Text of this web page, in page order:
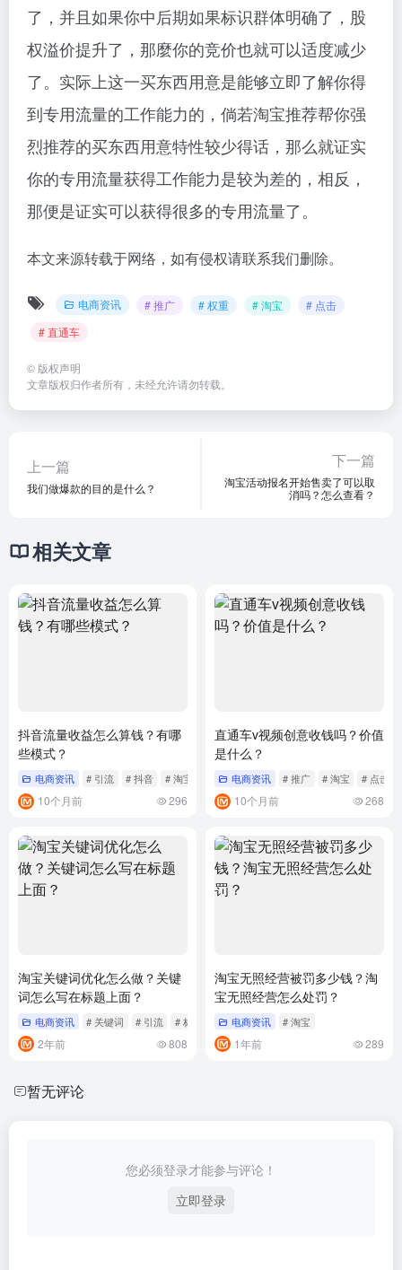
了，并且如果你中后期如果标识群体明确了，股
权溢价提升了，那麼你的竞价也就可以适度减少
了。实际上这一买东西用意是能够立即了解你得
到专用流量的工作能力的，倘若淘宝推荐帮你强
烈推荐的买东西用意特性较少得话，那么就证实
你的专用流量获得工作能力是较为差的，相反，
那便是证实可以获得很多的专用流量了。
本文来源转载于网络，如有侵权请联系我们删除。
电商资讯 # 推广 # 权重 # 淘宝
# 点击
# 直通车
© 版权声明
文章版权归作者所有，未经允许请勿转载。
上一篇
我们做爆款的目的是什么？
下一篇
淘宝活动报名开始售卖了可以取
消吗？怎么查看？
相关文章
抖音流量收益怎么算钱？有哪
些模式？
电商资讯 # 引流 # 抖音 # 淘宝
10个月前 296
直通车v视频创意收钱吗？价值
是什么？
电商资讯 # 推广 # 淘宝 # 点击
10个月前 268
淘宝关键词优化怎么做？关键
词怎么写在标题上面？
电商资讯 # 关键词 # 引流 # 标题
2年前 808
淘宝无照经营被罚多少钱？淘
宝无照经营怎么处罚？
电商资讯 # 淘宝
1年前 289
暂无评论
您必须登录才能参与评论！
立即登录